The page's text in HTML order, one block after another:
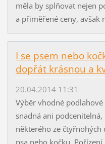
měla by splňovat nejen
a přiměřené ceny, avšak
I se psem nebo
dopřát krásnou a
20.04.2014 11:31
Výběr vhodné
snadná ani
některého ze čtyřnohých